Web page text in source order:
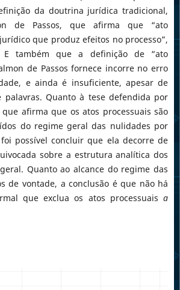
da doutrina jurídica tradicional,
de Passos, que afirma que “ato
que produz efeitos no processo”,
E também que a definição de “ato
de Passos fornece incorre no erro
e ainda é insuficiente, apesar de
palavras. Quanto à tese defendida por
que afirma que os atos processuais são
do regime geral das nulidades por
possível concluir que ela decorre de
sobre a estrutura analítica dos
Quanto ao alcance do regime das
de vontade, a conclusão é que não há
que exclua os atos processuaisa